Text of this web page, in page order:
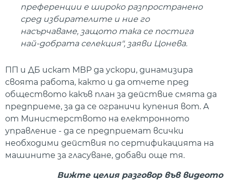
преференции е широко разпространено
сред избирателите и ние го
насърчаваме, защото така се постига
най-добрата селекция", заяви Цонева.
ПП и ДБ искат МВР да ускори, динамизира
своята работа, както и да отчете пред
обществото какъв план за действие смята да
предприеме, за да се ограничи купения вот. А
от Министерството на електронното
управление - да се предприемат всички
необходими действия по сертификацията на
машините за гласуване, добави още тя.
Вижте целия разговор във видеото